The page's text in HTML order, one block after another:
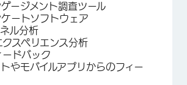
ージメント調査ツール
ートソフトウェア
ル分析
スペリエンス分析
ドバック
やモバイルアプリからのフィー